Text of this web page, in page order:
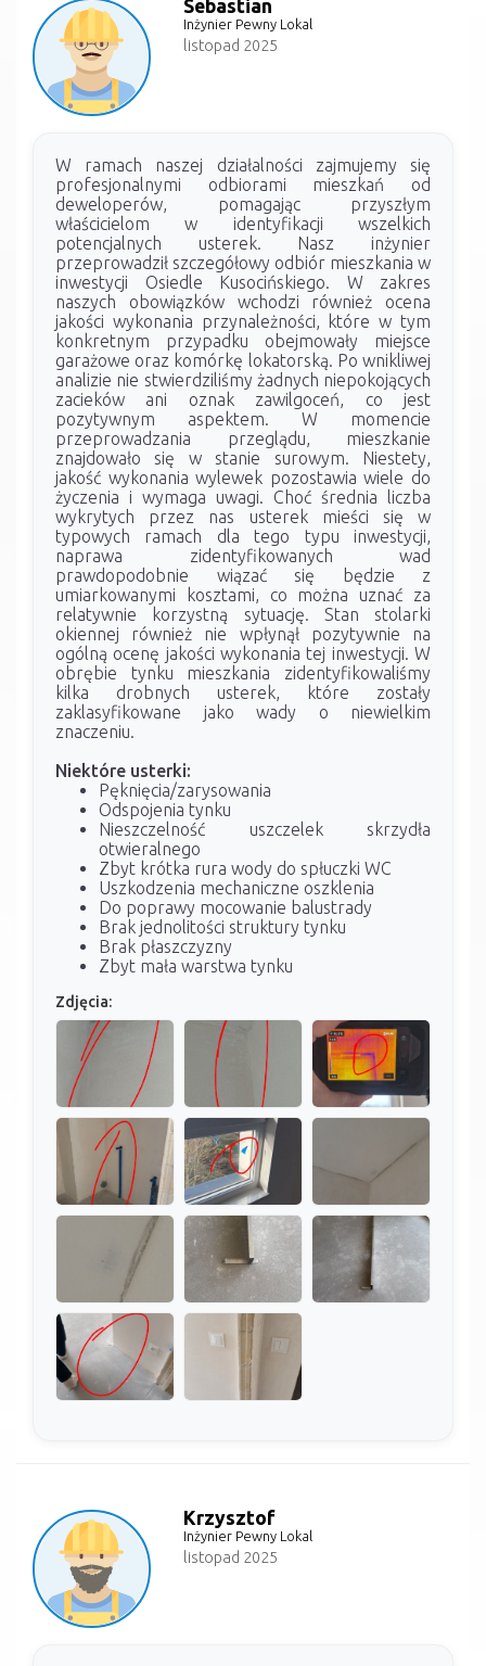
Sebastian
Inżynier Pewny Lokal
listopad 2025
W ramach naszej działalności zajmujemy się
profesjonalnymi odbiorami mieszkań od
deweloperów, pomagając przyszłym
właścicielom w identyfikacji wszelkich
potencjalnych usterek. Nasz inżynier
przeprowadził szczegółowy odbiór mieszkania w
inwestycji Osiedle Kusocińskiego. W zakres
naszych obowiązków wchodzi również ocena
jakości wykonania przynależności, które w tym
konkretnym przypadku obejmowały miejsce
garażowe oraz komórkę lokatorską. Po wnikliwej
analizie nie stwierdziliśmy żadnych niepokojących
zacieków ani oznak zawilgoceń, co jest
pozytywnym aspektem. W momencie
przeprowadzania przeglądu, mieszkanie
znajdowało się w stanie surowym. Niestety,
jakość wykonania wylewek pozostawia wiele do
życzenia i wymaga uwagi. Choć średnia liczba
wykrytych przez nas usterek mieści się w
typowych ramach dla tego typu inwestycji,
naprawa zidentyfikowanych wad
prawdopodobnie wiązać się będzie z
umiarkowanymi kosztami, co można uznać za
relatywnie korzystną sytuację. Stan stolarki
okiennej również nie wpłynął pozytywnie na
ogólną ocenę jakości wykonania tej inwestycji. W
obrębie tynku mieszkania zidentyfikowaliśmy
kilka drobnych usterek, które zostały
zaklasyfikowane jako wady o niewielkim
znaczeniu.
Niektóre usterki:
Pęknięcia/zarysowania
Odspojenia tynku
Nieszczelność uszczelek skrzydła
otwieralnego
Zbyt krótka rura wody do spłuczki WC
Uszkodzenia mechaniczne oszklenia
Do poprawy mocowanie balustrady
Brak jednolitości struktury tynku
Brak płaszczyzny
Zbyt mała warstwa tynku
Zdjęcia:
Krzysztof
Inżynier Pewny Lokal
listopad 2025